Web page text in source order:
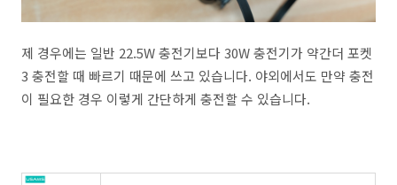
제 경우에는 일반 22.5W 충전기보다 30W 충전기가 약간더 포켓
3 충전할 때 빠르기 때문에 쓰고 있습니다. 야외에서도 만약 충전
이 필요한 경우 이렇게 간단하게 충전할 수 있습니다.